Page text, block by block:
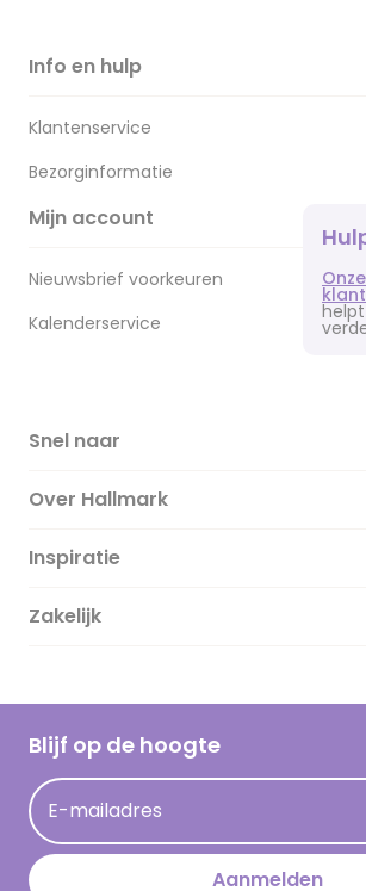
Info en hulp
Klantenservice
Bezorginformatie
Mijn account
Nieuwsbrief voorkeuren
Kalenderservice
Onze
Snel naar
Over Hallmark
Over ons
Duurzaamheid
Hallmark Kaartclub
Acties
Persberichten
Hallmark en Kinderpostzegels
Inspiratie
Magazine
Cadeau inspiratie
Kaartinspiratie
Zakelijk
Blijf op de hoogte
E-mailadres
Aanmelden